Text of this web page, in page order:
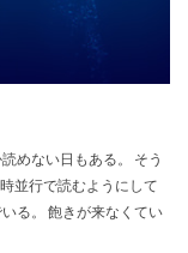
めない日もある。 そう
並行で読むようにして
る。 飽きが来なくてい